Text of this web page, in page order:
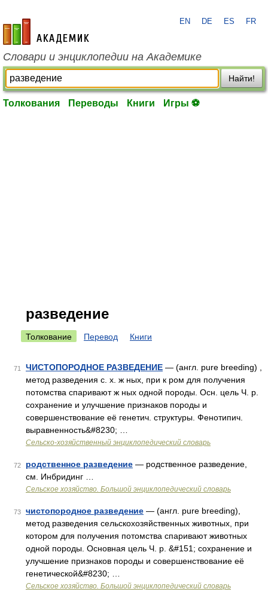
academic.ru
EN DE ES FR
Словари и энциклопедии на Академике
Найти!
Толкования Переводы Книги Игры ⚽
разведение
Толкование Перевод Книги
71 ЧИСТОПОРОДНОЕ РАЗВЕДЕНИЕ — (англ. pure breeding) ,
метод разведения с. х. ж ных, при к ром для получения
потомства спаривают ж ных одной породы. Осн. цель Ч. р.
сохранение и улучшение признаков породы и
совершенствование её генетич. структуры. Фенотипич.
выравненность&#8230; …
Сельско-хозяйственный энциклопедический словарь
72 родственное разведение — родственное разведение,
см. Инбридинг …
Сельское хозяйство. Большой энциклопедический словарь
73 чистопородное разведение — (англ. pure breeding),
метод разведения сельскохозяйственных животных, при
котором для получения потомства спаривают животных
одной породы. Основная цель Ч. р. &#151; сохранение и
улучшение признаков породы и совершенствование её
генетической&#8230; …
Сельское хозяйство. Большой энциклопедический словарь